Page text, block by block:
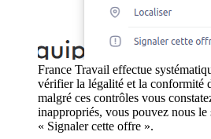
France Travail effectue
vérifier la légalité et la conformité
malgré ces contrôles vous
inappropriés, vous pouvez nous
« Signaler cette offre ».